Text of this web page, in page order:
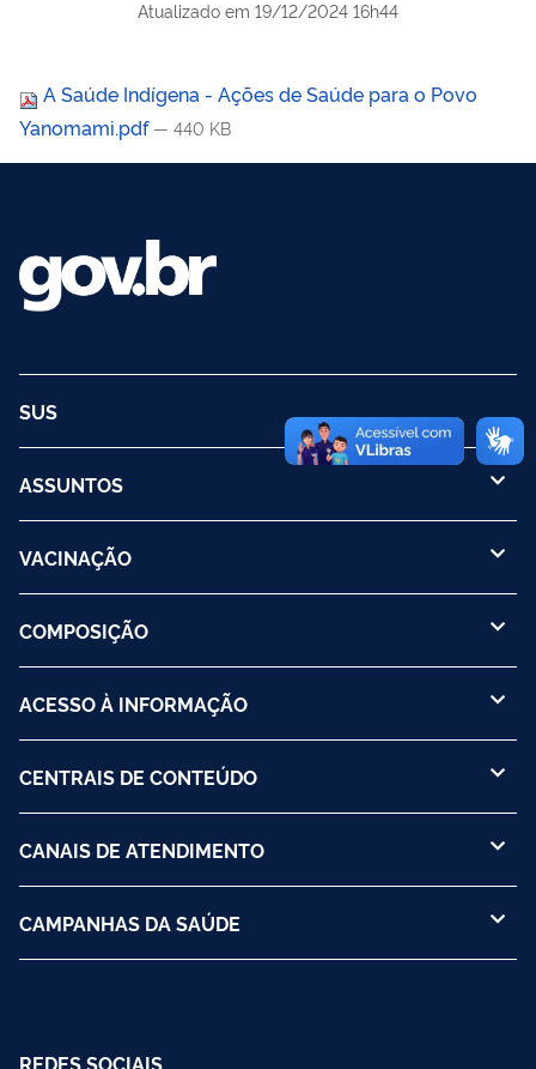
Atualizado em 19/12/2024 16h44
A Saúde Indígena - Ações de Saúde para o Povo
Yanomami.pdf — 440 KB
SUS
ASSUNTOS
VACINAÇÃO
COMPOSIÇÃO
ACESSO À INFORMAÇÃO
CENTRAIS DE CONTEÚDO
CANAIS DE ATENDIMENTO
CAMPANHAS DA SAÚDE
REDES SOCIAIS